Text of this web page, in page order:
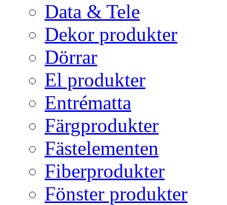
Data & Tele
Dekor produkter
Dörrar
El produkter
Entrématta
Färgprodukter
Fästelementen
Fiberprodukter
Fönster produkter